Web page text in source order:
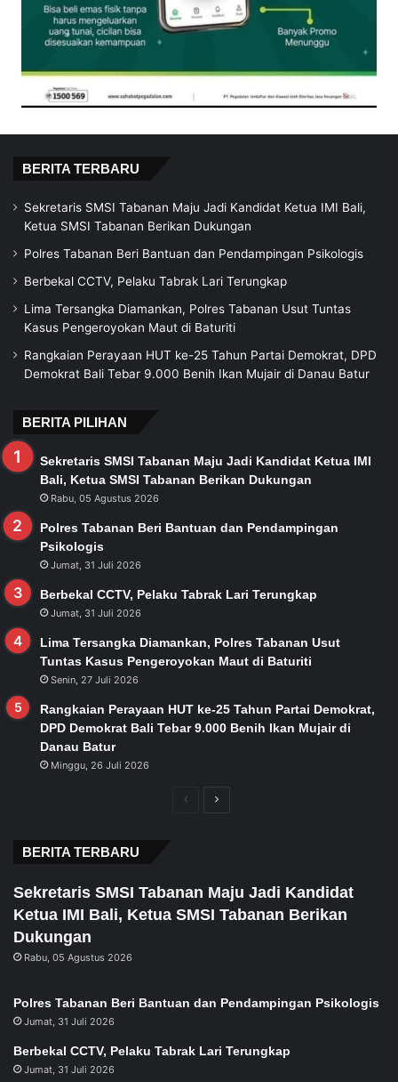
BERITA TERBARU
Sekretaris SMSI Tabanan Maju Jadi Kandidat Ketua IMI Bali,
Ketua SMSI Tabanan Berikan Dukungan
Polres Tabanan Beri Bantuan dan Pendampingan Psikologis
Berbekal CCTV, Pelaku Tabrak Lari Terungkap
Lima Tersangka Diamankan, Polres Tabanan Usut Tuntas
Kasus Pengeroyokan Maut di Baturiti
Rangkaian Perayaan HUT ke-25 Tahun Partai Demokrat, DPD
Demokrat Bali Tebar 9.000 Benih Ikan Mujair di Danau Batur
BERITA PILIHAN
Sekretaris SMSI Tabanan Maju Jadi Kandidat Ketua IMI
Bali, Ketua SMSI Tabanan Berikan Dukungan
Rabu, 05 Agustus 2026
Polres Tabanan Beri Bantuan dan Pendampingan
Psikologis
Jumat, 31 Juli 2026
Berbekal CCTV, Pelaku Tabrak Lari Terungkap
Jumat, 31 Juli 2026
Lima Tersangka Diamankan, Polres Tabanan Usut
Tuntas Kasus Pengeroyokan Maut di Baturiti
Senin, 27 Juli 2026
Rangkaian Perayaan HUT ke-25 Tahun Partai Demokrat,
DPD Demokrat Bali Tebar 9.000 Benih Ikan Mujair di
Danau Batur
Minggu, 26 Juli 2026
PreviousNext
BERITA TERBARU
Sekretaris SMSI Tabanan Maju Jadi Kandidat
Ketua IMI Bali, Ketua SMSI Tabanan Berikan
Dukungan
Rabu, 05 Agustus 2026
Polres Tabanan Beri Bantuan dan Pendampingan Psikologis
Jumat, 31 Juli 2026
Berbekal CCTV, Pelaku Tabrak Lari Terungkap
Jumat, 31 Juli 2026